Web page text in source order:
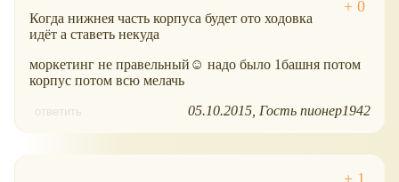
Когда нижнея часть корпуса будет ото ходовка
идёт а ставеть некуда
моркетинг не правельный☺ надо было 1башня потом
корпус потом всю мелачь
ответить 05.10.2015 Гость пионер1942